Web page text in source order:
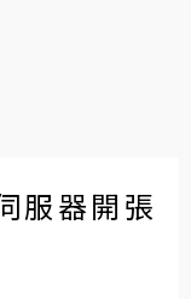
服器開張